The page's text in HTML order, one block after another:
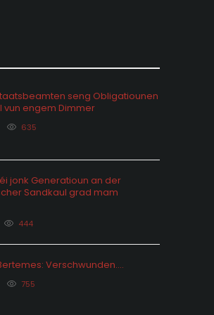
an hire
seng Obligatiounen
vun engem Dimmer
635
jonk Generatioun an der
Sandkaul grad mam
444
Verschwunden….
755